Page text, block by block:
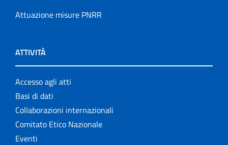
Attuazione misure PNRR
ATTIVITÀ
Accesso agli atti
Basi di dati
Collaborazioni internazionali
Comitato Etico Nazionale
Eventi